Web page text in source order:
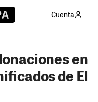
Cuenta
en
de El